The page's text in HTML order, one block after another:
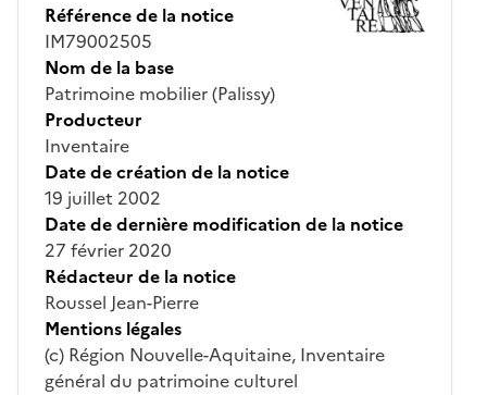
Référence de la notice
IM79002505
Nom de la base
Patrimoine mobilier (Palissy)
Producteur
Inventaire
Date de création de la notice
19 juillet 2002
Date de dernière modification de la notice
27 février 2020
Rédacteur de la notice
Roussel Jean-Pierre
Mentions légales
(c) Région Nouvelle-Aquitaine, Inventaire
général du patrimoine culturel